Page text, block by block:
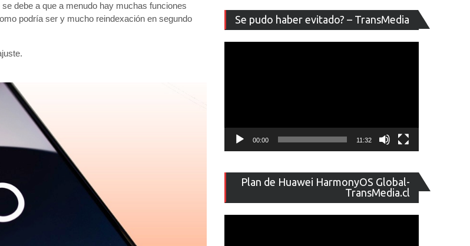
debe a que a menudo hay muchas funciones
podría ser y mucho reindexación en segundo
Se pudo haber evitado? – TransMedia
de
vídeo
00:00 11:32
Plan de Huawei HarmonyOS Global-
TransMedia.cl
de
vídeo